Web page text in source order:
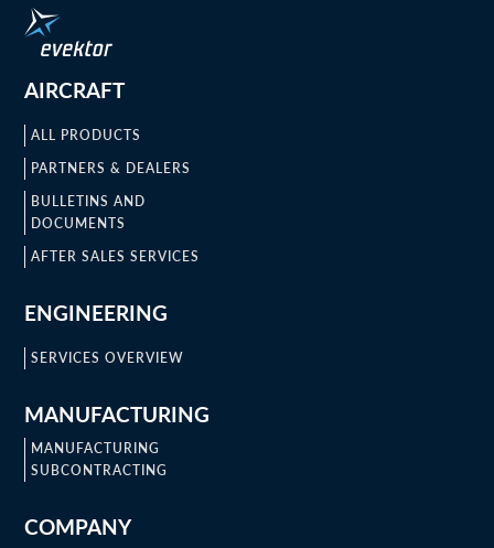
AIRCRAFT
ALL PRODUCTS
PARTNERS & DEALERS
BULLETINS AND
DOCUMENTS
AFTER SALES SERVICES
ENGINEERING
SERVICES OVERVIEW
MANUFACTURING
MANUFACTURING
SUBCONTRACTING
COMPANY